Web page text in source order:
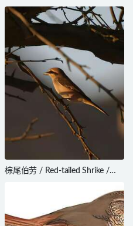
winged Finch / Rhodopechys
alienus
棕尾伯劳 / Red-tailed Shrike /